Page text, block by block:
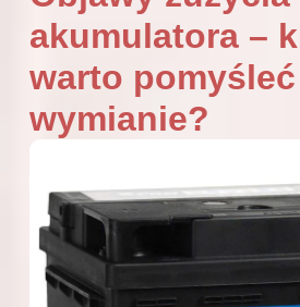
akumulatora –
warto
wymianie?